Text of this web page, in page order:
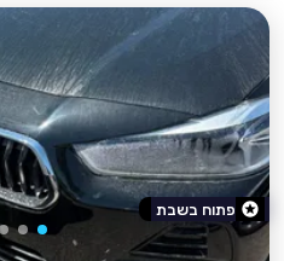
פתוח בשבת